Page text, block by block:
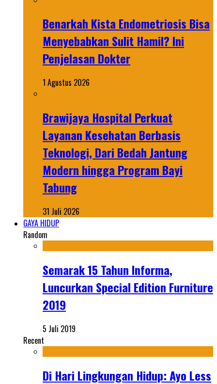
Benarkah Kista Endometriosis Bisa
Menyebabkan Sulit Hamil? Ini
Penjelasan Dokter
1 Agustus 2026
Brawijaya Hospital Perkuat
Layanan Kesehatan Berbasis
Teknologi, Dari Bedah Jantung
Modern hingga Program Bayi
Tabung
31 Juli 2026
GAYA HIDUP
Random
Semarak 15 Tahun Informa,
Luncurkan Special Edition Furniture
2019
5 Juli 2019
Recent
Di Hari Lingkungan Hidup: Ayo Less